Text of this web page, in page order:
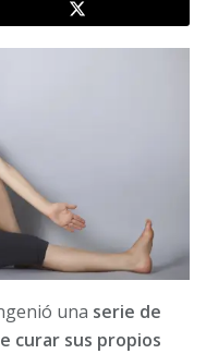
una serie de
curar sus propios